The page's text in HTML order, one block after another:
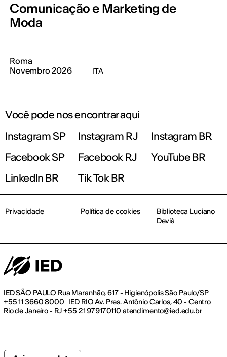
Comunicação e Marketing de
Moda
Roma
Novembro 2026
ITA
Você pode nos encontrar aqui
Instagram SP
Instagram RJ
Instagram BR
Facebook SP
Facebook RJ
YouTube BR
LinkedIn BR
Tik Tok BR
IED SÃO PAULO Rua Maranhão, 617 - Higienópolis São Paulo/SP
+55 11 3660 8000 IED RIO Av. Pres. Antônio Carlos, 40 - Centro
Rio de Janeiro - RJ +55 21 979170110 atendimento@ied.edu.br
Privacidade Política de cookies
Biblioteca Luciano
Devià